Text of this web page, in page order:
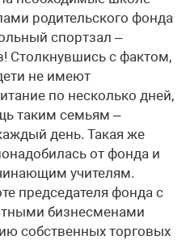
родительского фонда
спортзал –
Столкнувшись с фактом,
не имеют
по несколько дней,
таким семьям –
день. Такая же
от фонда и
учителям.
председателя фонда с
бизнесменами
собственных торговых